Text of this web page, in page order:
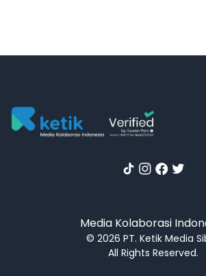
Media Kolaborasi
© 2026 PT. Ketik Media
All Rights Reserved.